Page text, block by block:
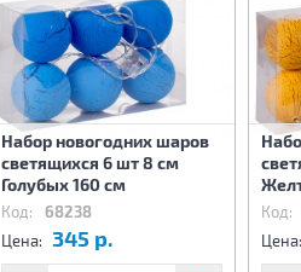
Набор новогодних шаров
светящихся 6 шт 8 см
Голубых 160 см
Код: 68238
Цена: 345 р.
Код:
Цена: